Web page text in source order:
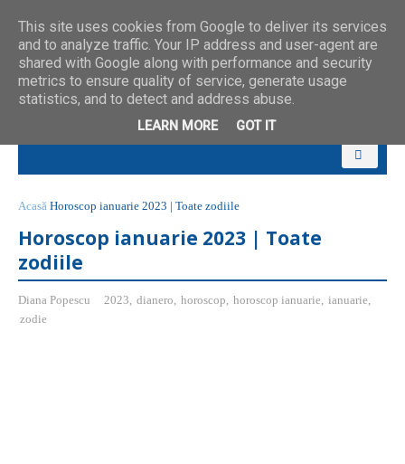
Acasă Horoscop ianuarie 2023 | Toate zodiile
Horoscop ianuarie 2023 | Toate
zodiile
Diana Popescu 2023, dianero, horoscop, horoscop ianuarie, ianuarie,
zodie
This site uses cookies from Google to deliver its services
and to analyze traffic. Your IP address and user-agent are
shared with Google along with performance and security
metrics to ensure quality of service, generate usage
statistics, and to detect and address abuse.
LEARN MORE GOT IT